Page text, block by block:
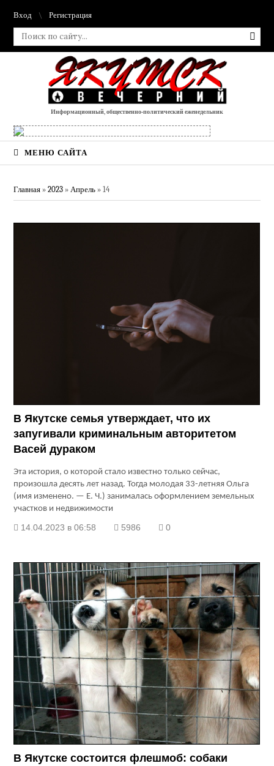
Вход Регистрация
Информационный, общественно-политический еженедельник
МЕНЮ САЙТА
Главная »2023 » Апрель » 14
В Якутске семья утверждает, что их
запугивали криминальным авторитетом
Васей дураком
Эта история, о которой стало известно только сейчас,
произошла десять лет назад. Тогда молодая 33-летняя Ольга
(имя изменено. — Е. Ч.) занималась оформлением земельных
участков и недвижимости
14.04.2023 в 06:58 5986 0
В Якутске состоится флешмоб: собаки